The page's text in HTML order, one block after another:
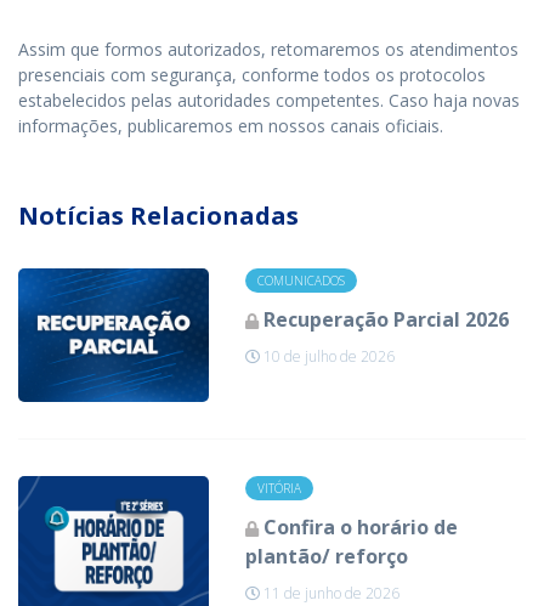
Assim que formos autorizados, retomaremos os atendimentos
presenciais com segurança, conforme todos os protocolos
estabelecidos pelas autoridades competentes. Caso haja novas
informações, publicaremos em nossos canais oficiais.
Notícias Relacionadas
COMUNICADOS
Recuperação Parcial 2026
10 de julho de 2026
VITÓRIA
Confira o horário de
plantão/ reforço
11 de junho de 2026